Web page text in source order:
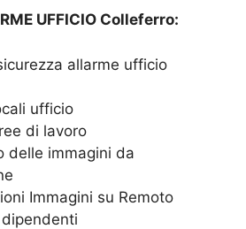
UFFICIO Colleferro:
allarme ufficio
ufficio
di lavoro
delle immagini da
Immagini su Remoto
dipendenti